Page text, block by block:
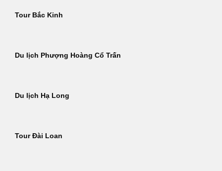
Tour Bắc Kinh
Du lịch Phượng Hoàng Cổ Trấn
Du lịch Hạ Long
Tour Đài Loan